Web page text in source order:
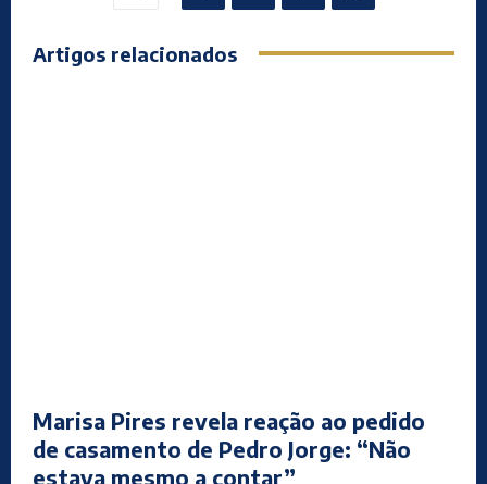
Artigos relacionados
Marisa Pires revela reação ao pedido
de casamento de Pedro Jorge: “Não
estava mesmo a contar”